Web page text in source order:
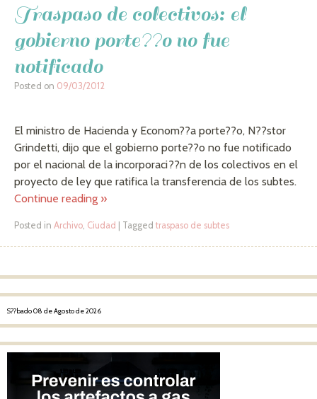
Traspaso de colectivos: el
gobierno porte??o no fue
notificado
Posted on 09/03/2012
El ministro de Hacienda y Econom??a porte??o, N??stor
Grindetti, dijo que el gobierno porte??o no fue notificado
por el nacional de la incorporaci??n de los colectivos en el
proyecto de ley que ratifica la transferencia de los subtes.
Continue reading »
Posted in Archivo, Ciudad Tagged traspaso de subtes
Post navigation
S??bado 08 de Agosto de 2026